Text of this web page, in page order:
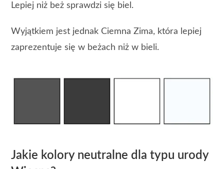
Lepiej niż beż sprawdzi się biel.
Wyjątkiem jest jednak Ciemna Zima, która lepiej
zaprezentuje się w beżach niż w bieli.
Jakie kolory neutralne dla typu urody